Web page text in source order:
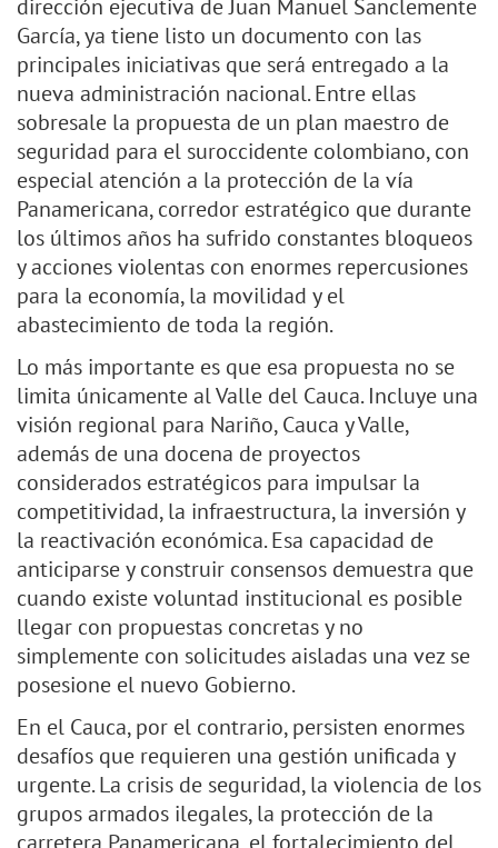
dirección ejecutiva de Juan Manuel Sanclemente
García, ya tiene listo un documento con las
principales iniciativas que será entregado a la
nueva administración nacional. Entre ellas
sobresale la propuesta de un plan maestro de
seguridad para el suroccidente colombiano, con
especial atención a la protección de la vía
Panamericana, corredor estratégico que durante
los últimos años ha sufrido constantes bloqueos
y acciones violentas con enormes repercusiones
para la economía, la movilidad y el
abastecimiento de toda la región.
Lo más importante es que esa propuesta no se
limita únicamente al Valle del Cauca. Incluye una
visión regional para Nariño, Cauca y Valle,
además de una docena de proyectos
considerados estratégicos para impulsar la
competitividad, la infraestructura, la inversión y
la reactivación económica. Esa capacidad de
anticiparse y construir consensos demuestra que
cuando existe voluntad institucional es posible
llegar con propuestas concretas y no
simplemente con solicitudes aisladas una vez se
posesione el nuevo Gobierno.
En el Cauca, por el contrario, persisten enormes
desafíos que requieren una gestión unificada y
urgente. La crisis de seguridad, la violencia de los
grupos armados ilegales, la protección de la
carretera Panamericana, el fortalecimiento del